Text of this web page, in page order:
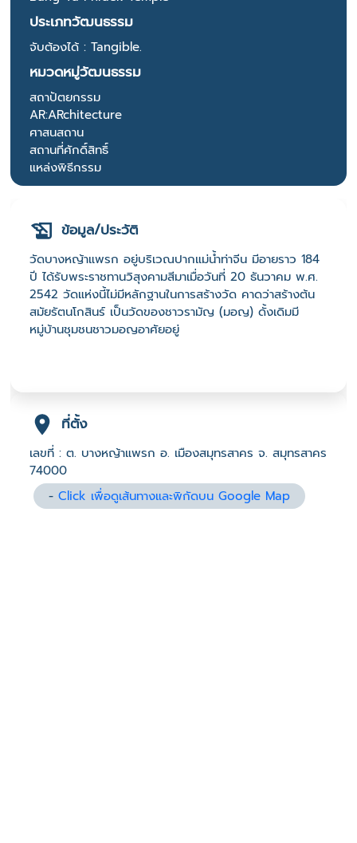
ประเภทวัฒนธรรม
จับต้องได้ : Tangible.
หมวดหมู่วัฒนธรรม
สถาปัตยกรรม
AR:ARchitecture
ศาสนสถาน
สถานที่ศักดิ์สิทธิ์
แหล่งพิธีกรรม
ข้อมูล/ประวัติ
วัดบางหญ้าแพรก อยู่บริเวณปากแม่น้ำท่าจีน มีอายราว 184
ปี ได้รับพระราชทานวิสุงคามสีมาเมื่อวันที่ 20 ธันวาคม พ.ศ.
2542 วัดแห่งนี้ไม่มีหลักฐานในการสร้างวัด คาดว่าสร้างต้น
สมัยรัตนโกสินร์ เป็นวัดของชาวรามัญ (มอญ) ดั้งเดิมมี
หมู่บ้านชุมชนชาวมอญอาศัยอยู่
ที่ตั้ง
เลขที่ : ต. บางหญ้าแพรก อ. เมืองสมุทรสาคร จ. สมุทรสาคร
74000
-Click เพื่อดูเส้นทางและพิกัดบน Google Map